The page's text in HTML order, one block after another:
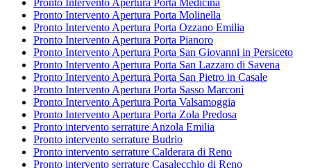
Pronto Intervento Apertura Porta Medicina
Pronto Intervento Apertura Porta Molinella
Pronto Intervento Apertura Porta Ozzano Emilia
Pronto Intervento Apertura Porta Pianoro
Pronto Intervento Apertura Porta San Giovanni in Persiceto
Pronto Intervento Apertura Porta San Lazzaro di Savena
Pronto Intervento Apertura Porta San Pietro in Casale
Pronto Intervento Apertura Porta Sasso Marconi
Pronto Intervento Apertura Porta Valsamoggia
Pronto Intervento Apertura Porta Zola Predosa
Pronto intervento serrature Anzola Emilia
Pronto intervento serrature Budrio
Pronto intervento serrature Calderara di Reno
Pronto intervento serrature Casalecchio di Reno